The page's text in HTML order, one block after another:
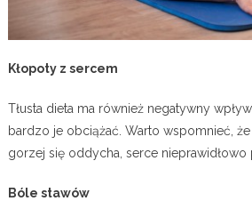
Kłopoty z sercem
Tłusta dieta ma również negatywny
bardzo je obciążać. Warto wspomnieć,
gorzej się oddycha, serce nieprawidłowo
Bóle stawów